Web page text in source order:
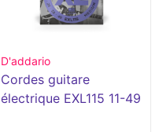
D'addario
Cordes guitare
électrique EXL115 11-49